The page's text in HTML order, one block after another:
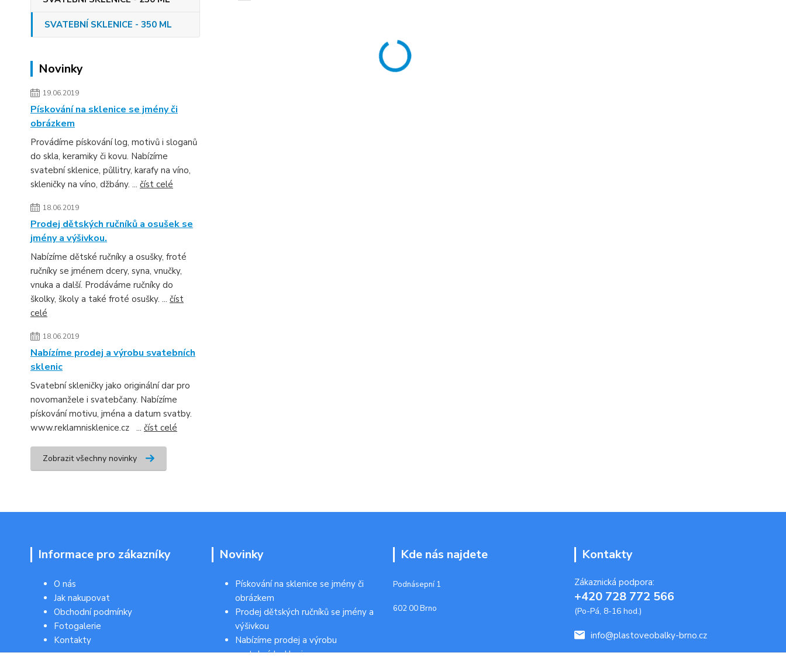
SVATEBNÍ SKLENICE - 350 ML
Novinky
19.06.2019
Pískování na sklenice se jmény či
obrázkem
Provádíme pískování log, motivů i sloganů
do skla, keramiky či kovu. Nabízíme
svatební sklenice, půllitry, karafy na víno,
skleničky na víno, džbány. ... číst celé
18.06.2019
Prodej dětských ručníků a osušek se
jmény a výšivkou.
Nabízíme dětské ručníky a osušky, froté
ručníky se jménem dcery, syna, vnučky,
vnuka a další. Prodáváme ručníky do
školky, školy a také froté osušky. ... číst
celé
18.06.2019
Nabízíme prodej a výrobu svatebních
sklenic
Svatební skleničky jako originální dar pro
novomanžele i svatebčany. Nabízíme
pískování motivu, jména a datum svatby.
www.reklamnisklenice.cz ... číst celé
Zobrazit všechny novinky
Informace pro zákazníky
O nás
Jak nakupovat
Obchodní podmínky
Fotogalerie
Kontakty
Novinky
Pískování na sklenice se jmény či
obrázkem
Prodej dětských ručníků se jmény a
výšivkou
Nabízíme prodej a výrobu
svatebních sklenic
Kde nás najdete
Podnásepní 1
602 00 Brno
Kontakty
Zákaznická podpora:
+420 728 772 566
(Po-Pá, 8-16 hod.)
info@plastoveobalky-brno.cz